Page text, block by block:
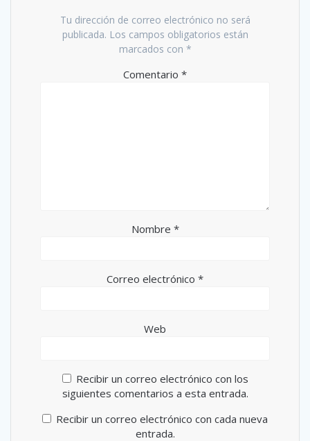
Tu dirección de correo electrónico no será
publicada. Los campos obligatorios están
marcados con *
Comentario *
Nombre *
Correo electrónico *
Web
Recibir un correo electrónico con los
siguientes comentarios a esta entrada.
Recibir un correo electrónico con cada nueva
entrada.